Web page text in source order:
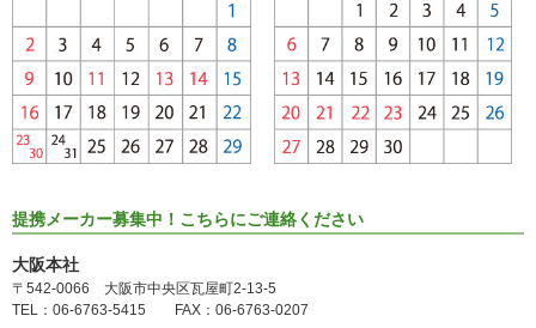
提携メーカー募集中！こちらにご連絡ください
大阪本社
〒542-0066 大阪市中央区瓦屋町2-13-5
TEL：06-6763-5415 FAX：06-6763-0207